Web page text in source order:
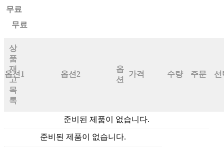
무료
무료
상
품
재
고
목
록
옵션1 옵션2
옵
션
가격 수량 주문 선
준비된 제품이 없습니다.
준비된 제품이 없습니다.